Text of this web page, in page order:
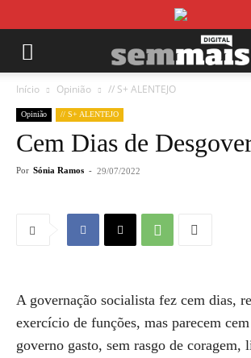
Início Opinião // S+ ALENTEJO
Opinião // S+ ALENTEJO
Cem Dias de
Por Sónia Ramos - 29/07/2022
A governação socialista fez cem dias,
exercício de funções, mas parecem
governo gasto, sem rasgo de coragem,